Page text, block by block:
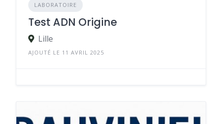
LABORATOIRE
Test ADN Origine
Lille
AJOUTÉ LE 11 AVRIL 2025